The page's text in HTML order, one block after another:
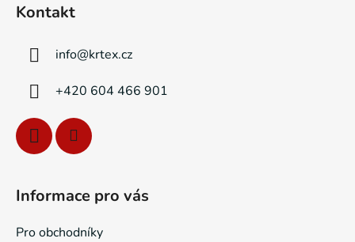
Kontakt
info@krtex.cz
+420 604 466 901
Informace pro vás
Pro obchodníky